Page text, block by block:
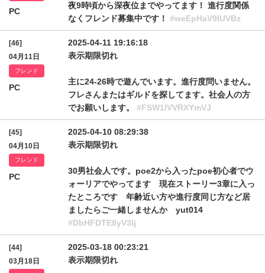
PC
夜9時頃から深夜位までやってます！ 進行度関係
なくフレンド募集中です！ #weEpHaV9IUVBz
[46]
04月11日
フレンド
PC
2025-04-11 19:16:18
表示期限切れ
主に24-26時で遊んでいます。進行度問いません。
フレさんまたはギルドを探してます。社会人の方
でお願いします。 #FSW1lVVRXYmVJ
[45]
04月10日
フレンド
PC
2025-04-10 08:29:38
表示期限切れ
30男社会人です。poe2から入ったpoe初心者でウ
ォーリアでやってます 現在ストーリー3章に入っ
たところです 年齢近い方や進行度同じ方など居
ましたらご一緒しませんか yut014
#DbHFDTE8yV3lj
[44]
03月18日
2025-03-18 00:23:21
表示期限切れ